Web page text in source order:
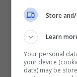
Store
Learn
Your personal
your device
data) may be